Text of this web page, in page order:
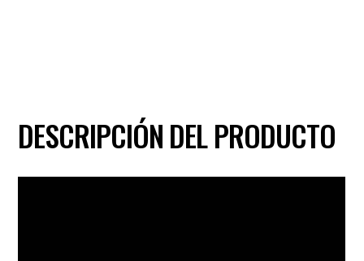
DESCRIPCIÓN DEL PRODUCTO